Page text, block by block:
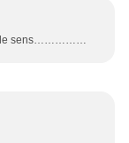
je le sens……………